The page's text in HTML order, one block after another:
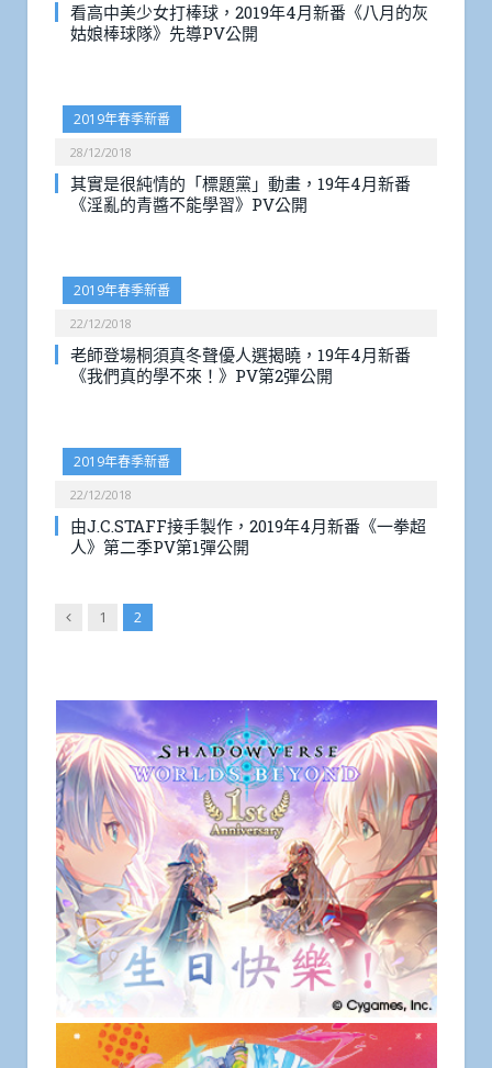
看高中美少女打棒球，2019年4月新番《八月的灰
姑娘棒球隊》先導PV公開
2019年春季新番
28/12/2018
其實是很純情的「標題黨」動畫，19年4月新番
《淫亂的青醬不能學習》PV公開
2019年春季新番
22/12/2018
老師登場桐須真冬聲優人選揭曉，19年4月新番
《我們真的學不來！》PV第2彈公開
2019年春季新番
22/12/2018
由J.C.STAFF接手製作，2019年4月新番《一拳超
人》第二季PV第1彈公開
Previous
1 2